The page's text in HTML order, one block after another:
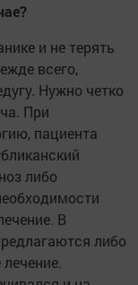
и не терять
всего,
Нужно четко
При
пациента
либо
В
либо